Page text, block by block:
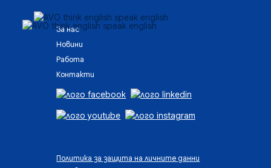
За нас
Новини
Работа
Контакти
Политика за защита на личните данни